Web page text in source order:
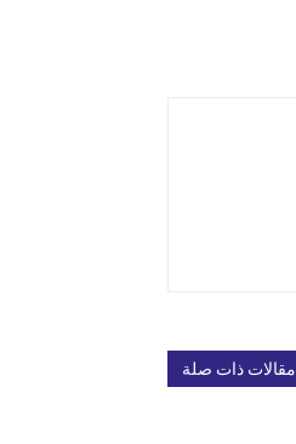
مقالات ذات صلة